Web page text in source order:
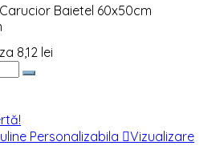
Baietel 60x50cm
8,12 lei
Vizualizare